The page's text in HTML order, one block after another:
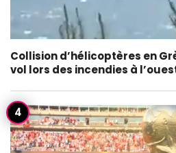
Collision d’hélicoptères en
vol lors des incendies à